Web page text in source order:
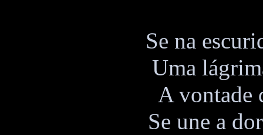
Se na
Uma
A vontade
Se une a